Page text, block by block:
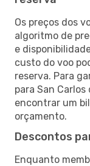
Os preços dos
algoritmo de
e
custo do voo
reserva. Para
para San
encontrar um
orçamento.
Descontos
Enquanto